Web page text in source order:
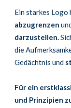
Ein starkes Logo
abzugrenzen
darzustellen.
die
Gedächtnis und
Für ein
und Prinzipien